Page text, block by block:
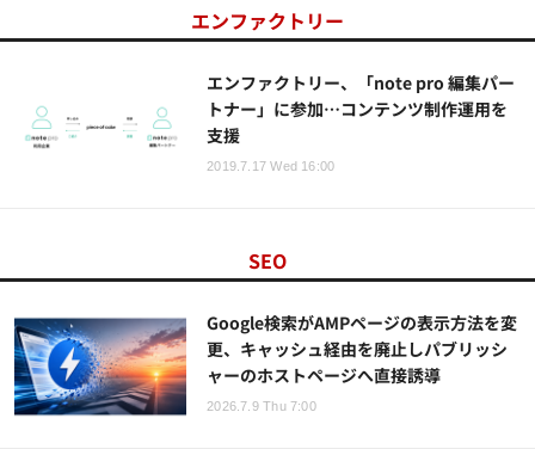
エンファクトリー
エンファクトリー、「note pro 編集パー
トナー」に参加…コンテンツ制作運用を
支援
2019.7.17 Wed 16:00
SEO
Google検索がAMPページの表示方法を変
更、キャッシュ経由を廃止しパブリッシ
ャーのホストページへ直接誘導
2026.7.9 Thu 7:00